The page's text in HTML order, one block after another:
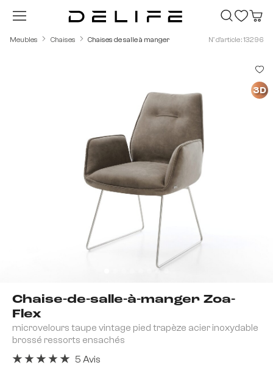
Passer au contenu principal
Meubles Chaises Chaises de salle à manger N° d'article : 13296
Chaise-de-salle-à-manger Zoa-
Flex
microvelours taupe vintage pied trapèze acier inoxydable
brossé ressorts ensachés
5 Avis
3D